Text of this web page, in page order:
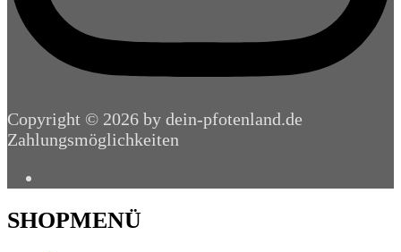
Copyright © 2026 by dein-pfotenland.de
Zahlungsmöglichkeiten
SHOPMENÜ